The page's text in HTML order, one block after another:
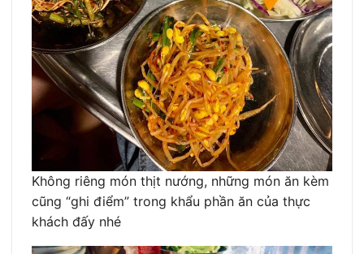
Không riêng món thịt nướng, những món ăn kèm
cũng “ghi điểm” trong khẩu phần ăn của thực
khách đấy nhé